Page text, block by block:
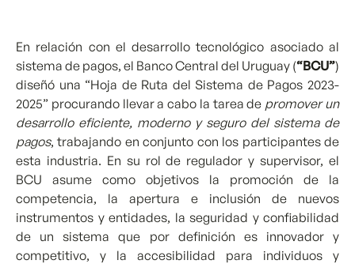
En relación con el desarrollo tecnológico asociado al
sistema de pagos, el Banco Central del Uruguay (“BCU”)
diseñó una “Hoja de Ruta del Sistema de Pagos 2023-
2025” procurando llevar a cabo la tarea de promover un
desarrollo eficiente, moderno y seguro del sistema de
pagos, trabajando en conjunto con los participantes de
esta industria. En su rol de regulador y supervisor, el
BCU asume como objetivos la promoción de la
competencia, la apertura e inclusión de nuevos
instrumentos y entidades, la seguridad y confiabilidad
de un sistema que por definición es innovador y
competitivo, y la accesibilidad para individuos y